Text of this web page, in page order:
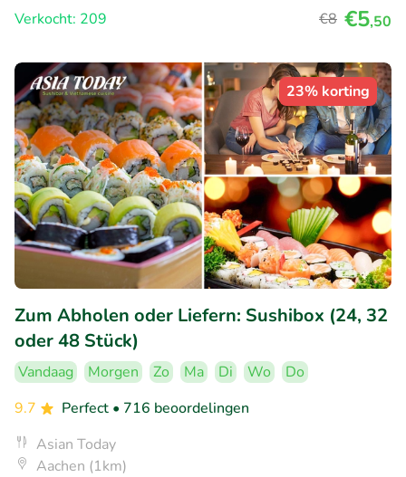
Verkocht: 209
€8 €5,50
23% korting
Zum Abholen oder Liefern: Sushibox (24, 32
oder 48 Stück)
Vandaag Morgen Zo Ma Di Wo
Do
9.7
Perfect • 716 beoordelingen
Asian Today
Aachen (1km)